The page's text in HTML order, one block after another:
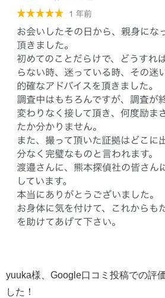
yuuka様、Google口コミ投稿での評
した！